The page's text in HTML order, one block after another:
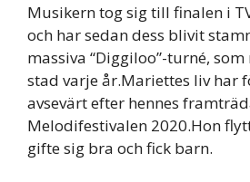
Musikern tog sig till finalen i
och har sedan dess blivit
massiva “Diggiloo”-turné,
stad varje år.Mariettes liv har
avsevärt efter hennes
Melodifestivalen 2020.Hon
gifte sig bra och fick barn.